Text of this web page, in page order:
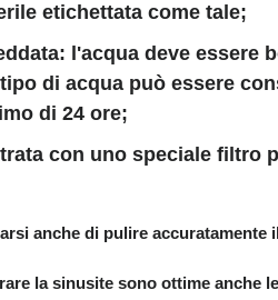
etichettata come tale;
: l'acqua deve essere
di acqua può essere
di 24 ore;
con uno speciale filtro
anche di pulire
la sinusite sono ottime anche le